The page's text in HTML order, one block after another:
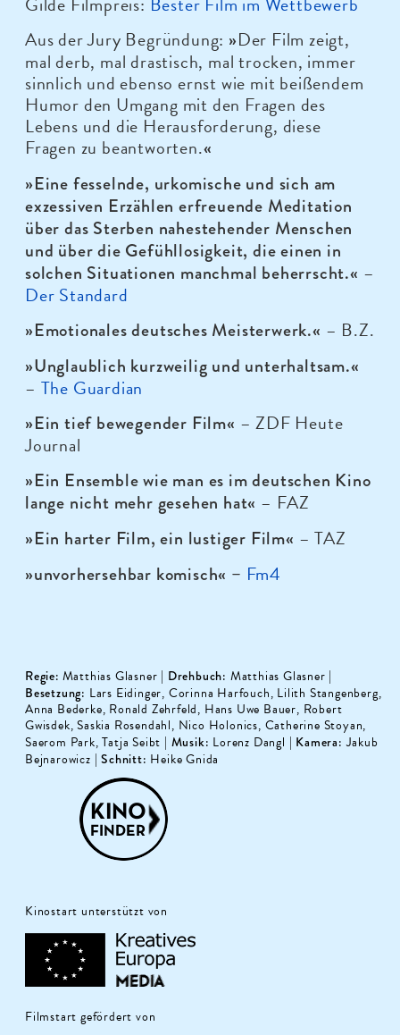
Aus der Jury Begründung: »Der Film zeigt,
mal derb, mal drastisch, mal trocken, immer
sinnlich und ebenso ernst wie mit beißendem
Humor den Umgang mit den Fragen des
Lebens und die Herausforderung, diese
Fragen zu beantworten.«
»Eine fesselnde, urkomische und sich am
exzessiven Erzählen erfreuende Meditation
über das Sterben nahestehender Menschen
und über die Gefühllosigkeit, die einen in
solchen Situationen manchmal beherrscht.« –
Der Standard
»Emotionales deutsches Meisterwerk.« – B.Z.
»Unglaublich kurzweilig und unterhaltsam.«
– The Guardian
»Ein tief bewegender Film« – ZDF Heute
Journal
»Ein Ensemble wie man es im deutschen Kino
lange nicht mehr gesehen hat« – FAZ
»Ein harter Film, ein lustiger Film« – TAZ
»unvorhersehbar komisch« – Fm4
Regie: Matthias Glasner | Drehbuch: Matthias Glasner |
Besetzung: Lars Eidinger, Corinna Harfouch, Lilith Stangenberg,
Anna Bederke, Ronald Zehrfeld, Hans Uwe Bauer, Robert
Gwisdek, Saskia Rosendahl, Nico Holonics, Catherine Stoyan,
Saerom Park, Tatja Seibt | Musik: Lorenz Dangl | Kamera: Jakub
Bejnarowicz |Schnitt: Heike Gnida
Kinostart unterstützt von
Filmstart gefördert von